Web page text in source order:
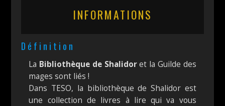
INFORMATIONS
Définition
La Bibliothèque de Shalidoret la Guilde des
mages sont liés !
Dans TESO, la bibliothèque de Shalidor est
une collection de livres à lire qui va vous